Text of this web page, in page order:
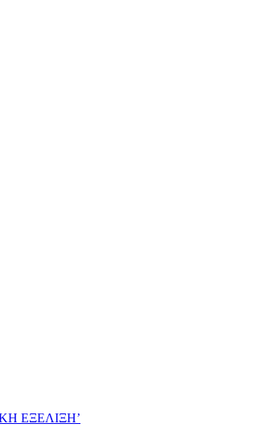
ΕΞΕΛΙΞΗ’